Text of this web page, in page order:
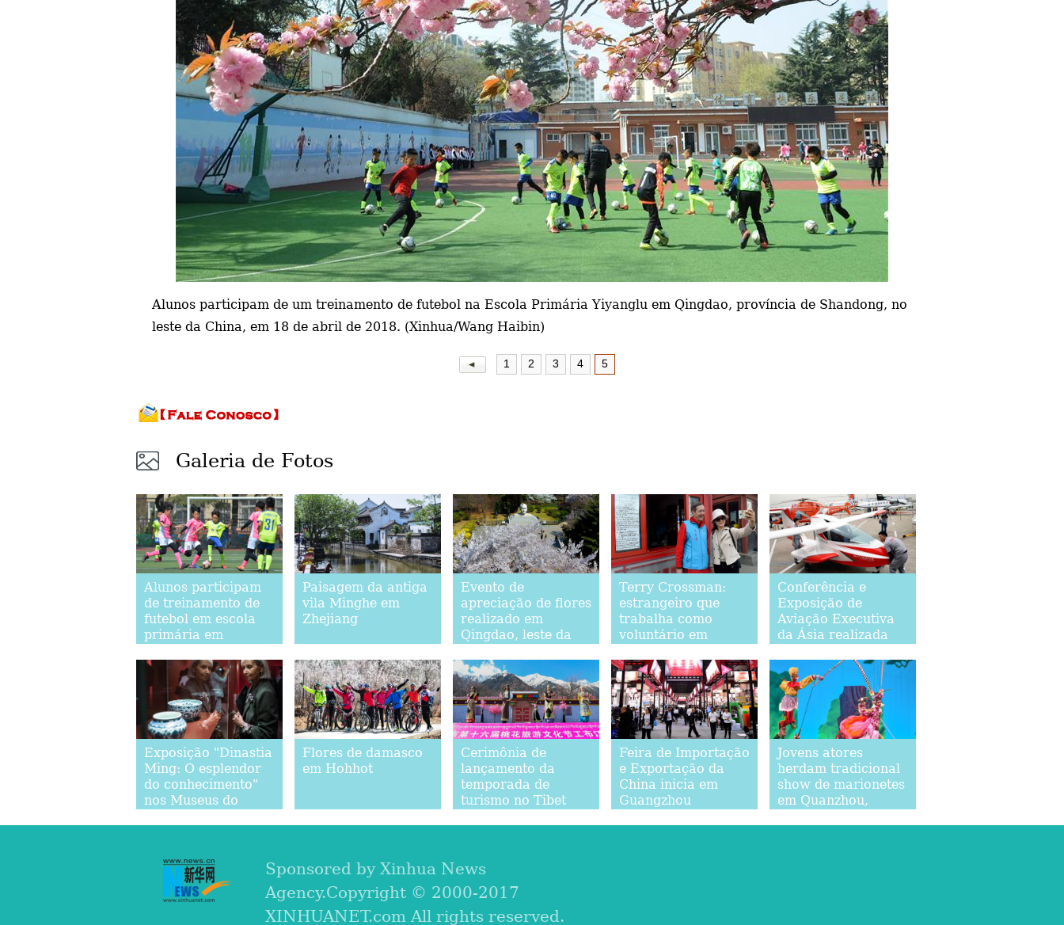
Alunos participam de um treinamento de futebol na Escola Primária Yiyanglu em Qingdao, província de Shandong, no
leste da China, em 18 de abril de 2018. (Xinhua/Wang Haibin)
1 2 3 4 5
Galeria de Fotos
Alunos participam
de treinamento de
futebol em escola
primária em
Paisagem da antiga
vila Minghe em
Zhejiang
Evento de
apreciação de flores
realizado em
Qingdao, leste da
Terry Crossman:
estrangeiro que
trabalha como
voluntário em
Conferência e
Exposição de
Aviação Executiva
da Ásia realizada
Exposição "Dinastia
Ming: O esplendor
do conhecimento"
nos Museus do
Flores de damasco
em Hohhot
Cerimônia de
lançamento da
temporada de
turismo no Tibet
Feira de Importação
e Exportação da
China inicia em
Guangzhou
Jovens atores
herdam tradicional
show de marionetes
em Quanzhou,
Sponsored by Xinhua News
Agency.Copyright © 2000-2017
XINHUANET.com All rights reserved.